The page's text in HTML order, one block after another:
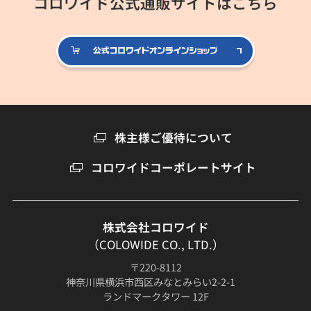
公式コロ
株主様ご優待について
コロワイドコーポレートサイト
株式会社コロワイド
（COLOWIDE CO., LTD.）
〒220-8112
神奈川県横浜市西区みなとみらい2-2-1
ランドマークタワー 12F